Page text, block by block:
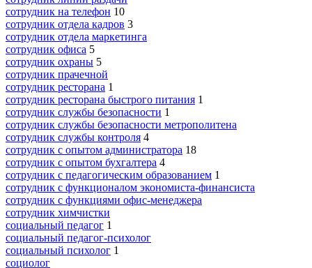
сотрудник на телефон 10
сотрудник отдела кадров 3
сотрудник отдела маркетинга
сотрудник офиса 5
сотрудник охраны 5
сотрудник прачечной
сотрудник ресторана 1
сотрудник ресторана быстрого питания 1
сотрудник службы безопасности 1
сотрудник службы безопасности метрополитена
сотрудник службы контроля 4
сотрудник с опытом администратора 18
сотрудник с опытом бухгалтера 4
сотрудник с педагогическим образованием 1
сотрудник с функционалом экономиста-финансиста
сотрудник с функциями офис-менеджера
сотрудник химчистки
социальный педагог 1
социальный педагог-психолог
социальный психолог 1
социолог